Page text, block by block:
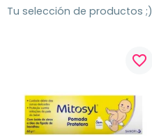
Tu selección de productos ;)
favorite_border